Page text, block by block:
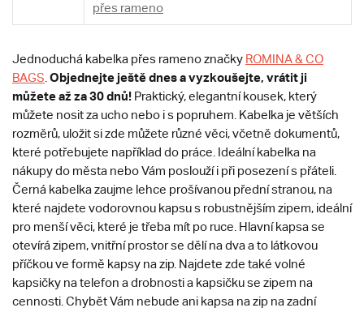
přes rameno
Jednoduchá kabelka přes rameno značky ROMINA & CO
BAGS Objednejte ještě dnes a vyzkoušejte, vrátit ji
můžete až za 30 dnů! Praktický, elegantní kousek, který
můžete nosit za ucho nebo i s popruhem. Kabelka je větších
rozměrů, uložit si zde můžete různé věci, včetně dokumentů,
které potřebujete například do práce. Ideální kabelka na
nákupy do města nebo Vám poslouží i při posezení s přáteli.
Černá kabelka zaujme lehce prošívanou přední stranou, na
které najdete vodorovnou kapsu s robustnějším zipem, ideální
pro menší věci, které je třeba mít po ruce. Hlavní kapsa se
otevírá zipem, vnitřní prostor se dělí na dva a to látkovou
příčkou ve formě kapsy na zip. Najdete zde také volné
kapsičky na telefon a drobnosti a kapsičku se zipem na
cennosti. Chybět Vám nebude ani kapsa na zip na zadní